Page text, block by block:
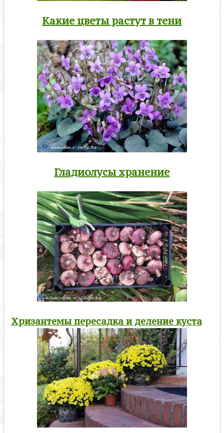
Какие цветы растут в тени
Гладиолусы хранение
Хризантемы пересадка и деление куста